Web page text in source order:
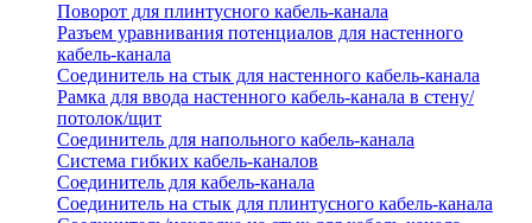
Поворот для плинтусного кабель-канала
Разъем уравнивания потенциалов для настенного
кабель-канала
Соединитель на стык для настенного кабель-канала
Рамка для ввода настенного кабель-канала в стену/
потолок/щит
Соединитель для напольного кабель-канала
Система гибких кабель-каналов
Соединитель для кабель-канала
Соединитель на стык для плинтусного кабель-канала